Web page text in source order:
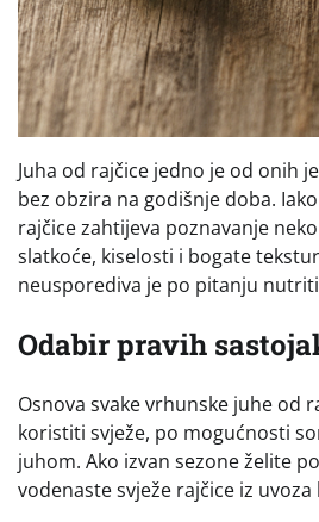
Juha od rajčice jedno je od onih
bez obzira na godišnje doba.
rajčice zahtijeva poznavanje
slatkoće, kiselosti i bogate
neusporediva je po pitanju
Odabir pravih
Osnova svake vrhunske juhe od
koristiti svježe, po mogućnosti
juhom. Ako izvan sezone želite
vodenaste svježe rajčice iz